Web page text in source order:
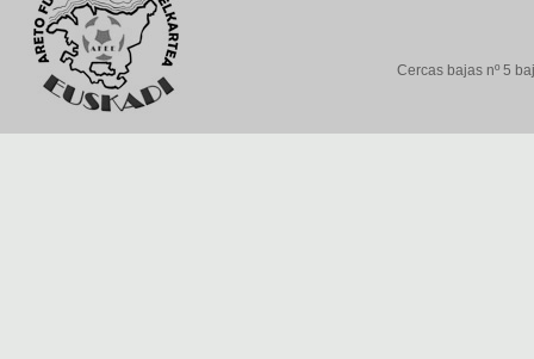
Cercas bajas nº 5